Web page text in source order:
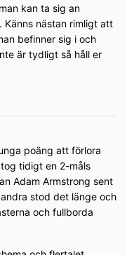
kan ta sig an
nästan rimligt att
befinner sig i och
är tydligt så håll er
poäng att förlora
tidigt en 2-måls
Adam Armstrong sent
stod det länge och
och fullborda